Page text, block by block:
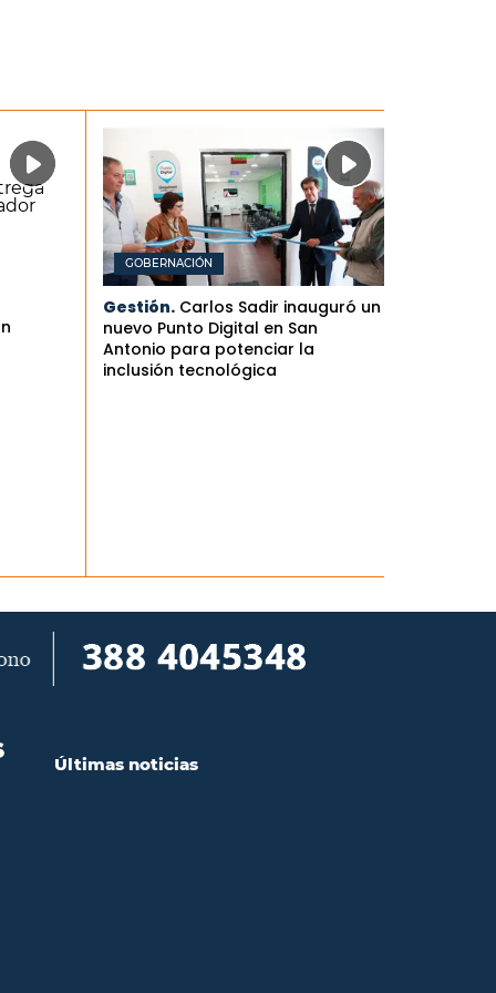
GOBERNACIÓN
Gestión. Carlos Sadir inauguró un
nuevo Punto Digital en San
Antonio para potenciar la
inclusión tecnológica
Últimas noticias